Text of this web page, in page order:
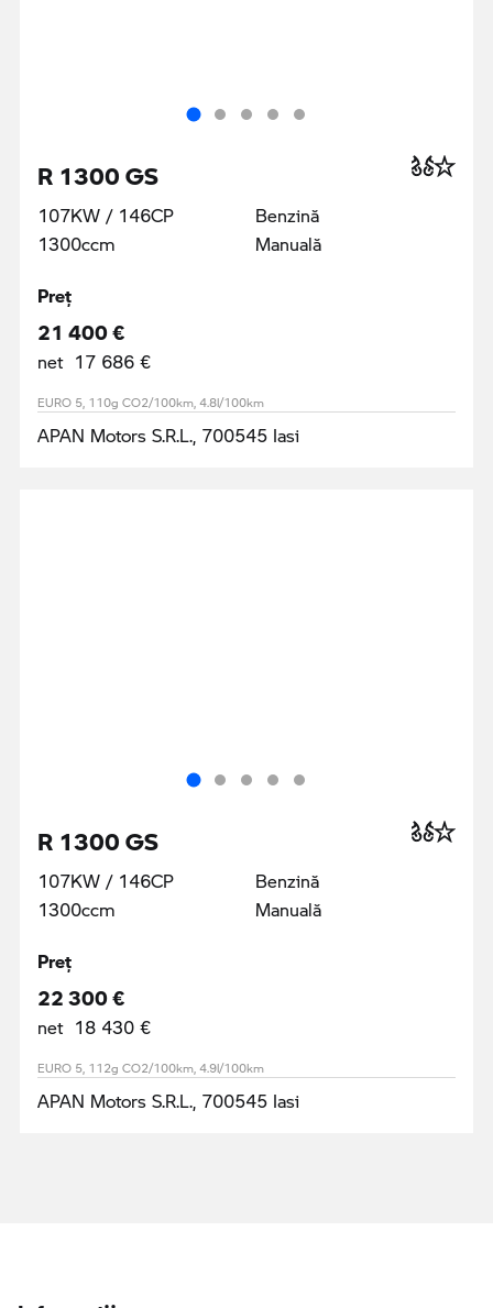
R 1300 GS
107KW / 146CP
1300ccm
Benzină
Manuală
Preţ
21 400 €
net 17 686 €
EURO 5, 110g CO2/100km, 4.8l/100km
APAN Motors S.R.L., 700545 Iasi
R 1300 GS
107KW / 146CP
1300ccm
Benzină
Manuală
Preţ
22 300 €
net 18 430 €
EURO 5, 112g CO2/100km, 4.9l/100km
APAN Motors S.R.L., 700545 Iasi